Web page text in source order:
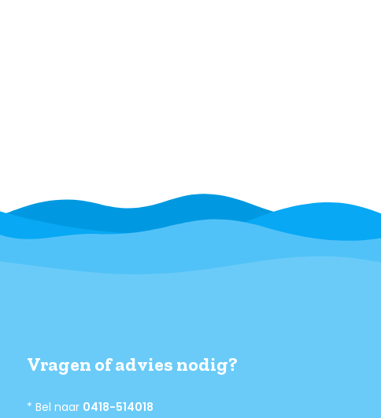
Vragen of advies nodig?
* Bel naar 0418-514018